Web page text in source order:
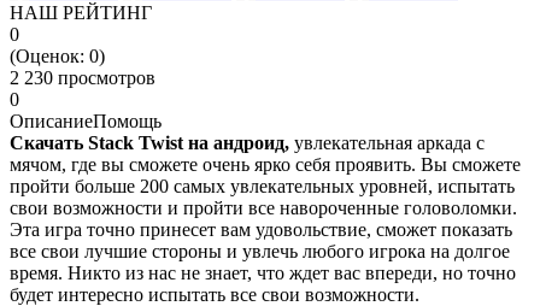
НАШ РЕЙТИНГ
0
(Оценок: 0)
2 230 просмотров
0
ОписаниеПомощь
Скачать Stack Twist на андроид, увлекательная аркада с
мячом, где вы сможете очень ярко себя проявить. Вы сможете
пройти больше 200 самых увлекательных уровней, испытать
свои возможности и пройти все навороченные головоломки.
Эта игра точно принесет вам удовольствие, сможет показать
все свои лучшие стороны и увлечь любого игрока на долгое
время. Никто из нас не знает, что ждет вас впереди, но точно
будет интересно испытать все свои возможности.